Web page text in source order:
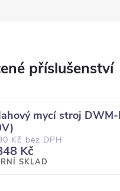
mycí stroj
Kč bez DPH
Kč
SKLAD